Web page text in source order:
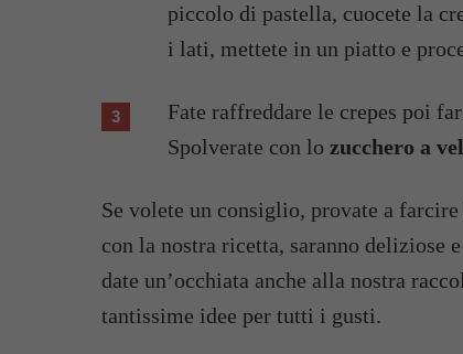
piccolo di pastella, cuocete la
i lati, mettete in un piatto e
Fate raffreddare le crepes poi
Spolverate con lo zucchero a
Se volete un consiglio, provate a
con la nostra ricetta, saranno deliziose
date un’occhiata anche alla nostra
tantissime idee per tutti i gusti.